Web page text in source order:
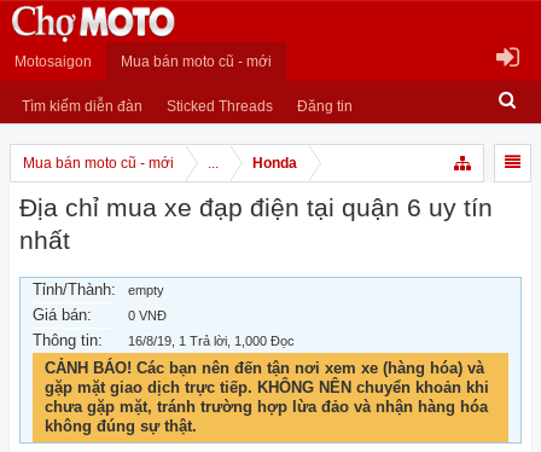
Motosaigon Mua bán moto cũ - mới
Tìm kiếm diễn đàn Sticked Threads Đăng tin
Mua bán moto cũ - mới ... Honda
Địa chỉ mua xe đạp điện tại quận 6 uy tín
nhất
Tỉnh/Thành: empty
Giá bán: 0 VNĐ
Thông tin: 16/8/19 , 1 Trả lời, 1,000 Đọc
CẢNH BÁO! Các bạn nên đến tận nơi xem xe (hàng hóa) và
gặp mặt giao dịch trực tiếp. KHÔNG NÊN chuyển khoản khi
chưa gặp mặt, tránh trường hợp lừa đảo và nhận hàng hóa
không đúng sự thật.